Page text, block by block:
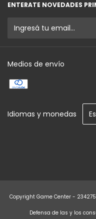
ENTERATE NOVEDADES
Medios de envío
Idiomas y monedas
Copyright Game Center -
Defensa de las y los